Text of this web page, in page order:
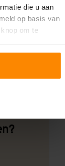
die u aan
op basis van
om te
Hogere
is onze